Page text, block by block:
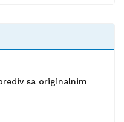
sa originalnim